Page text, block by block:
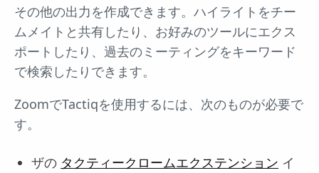
その他の出力を作成できます。ハイライトをチー
ムメイトと共有したり、お好みのツールにエクス
ポートしたり、過去のミーティングをキーワード
で検索したりできます。
ZoomでTactiqを使用するには、次のものが必要で
す。
ザの タクティークロームエクステンション イ